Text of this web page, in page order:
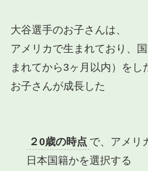
大谷選手のお子さんは、
アメリカで生まれており、
まれてから3ヶ月以内）をし
お子さんが成長した
２0歳の時点 で、アメリ
日本国籍かを選択する